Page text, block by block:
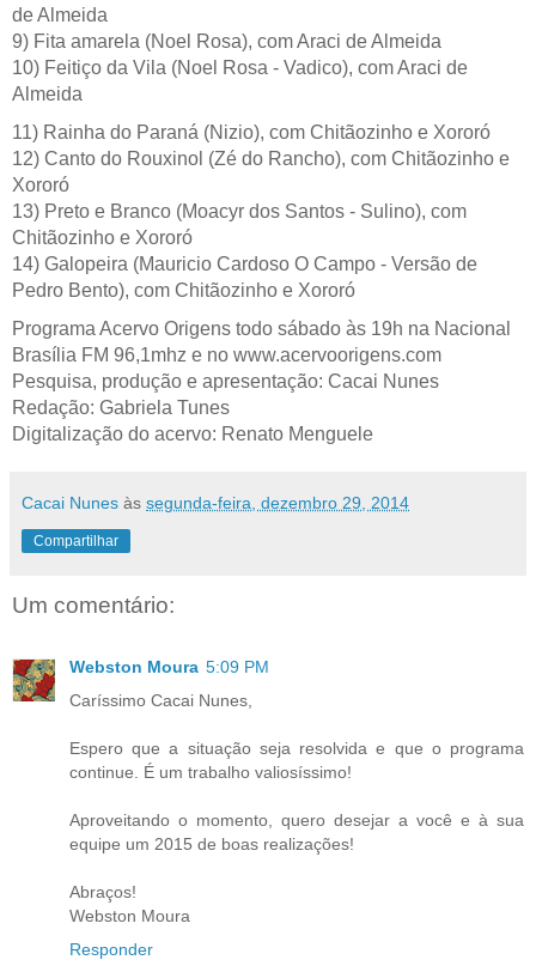
de Almeida
9) Fita amarela (Noel Rosa), com Araci de Almeida
10) Feitiço da Vila (Noel Rosa - Vadico), com Araci de
Almeida
11) Rainha do Paraná (Nizio), com Chitãozinho e Xororó
12) Canto do Rouxinol (Zé do Rancho), com Chitãozinho e
Xororó
13) Preto e Branco (Moacyr dos Santos - Sulino), com
Chitãozinho e Xororó
14) Galopeira (Mauricio Cardoso O Campo - Versão de
Pedro Bento), com Chitãozinho e Xororó
Programa Acervo Origens todo sábado às 19h na Nacional
Brasília FM 96,1mhz e no www.acervoorigens.com
Pesquisa, produção e apresentação: Cacai Nunes
Redação: Gabriela Tunes
Digitalização do acervo: Renato Menguele
Cacai Nunes às segunda-feira, dezembro 29, 2014
Compartilhar
Um comentário:
Webston Moura 5:09 PM
Caríssimo Cacai Nunes,
Espero que a situação seja resolvida e que o programa
continue. É um trabalho valiosíssimo!
Aproveitando o momento, quero desejar a você e à sua
equipe um 2015 de boas realizações!
Abraços!
Webston Moura
Responder